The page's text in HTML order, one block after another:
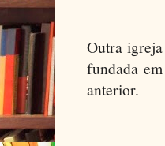
Outra
fundada
anterior.